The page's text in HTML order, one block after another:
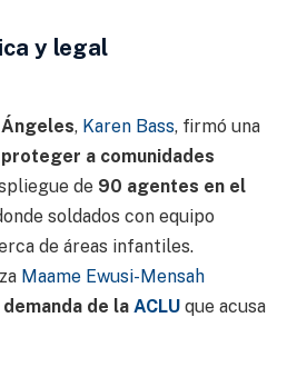
y legal
, Karen Bass, firmó una
a comunidades
de 90 agentes en el
soldados con equipo
de áreas infantiles.
Maame Ewusi-Mensah
demanda de la ACLU que acusa